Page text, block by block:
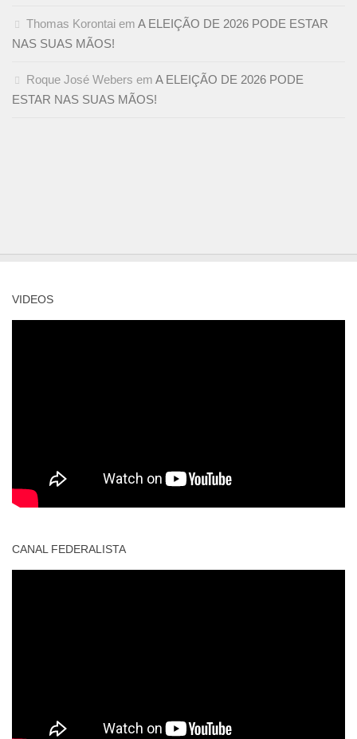
Thomas Korontai em A ELEIÇÃO DE 2026 PODE ESTAR
NAS SUAS MÃOS!
Roque José Webers em A ELEIÇÃO DE 2026 PODE
ESTAR NAS SUAS MÃOS!
VIDEOS
CANAL FEDERALISTA